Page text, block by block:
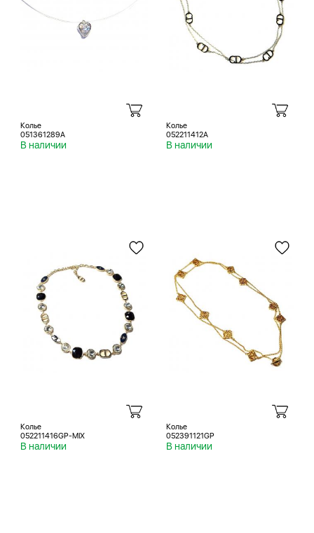
Колье
051361289A
В наличии
Колье
052211412A
В наличии
Колье
052211416GP-MIX
В наличии
Колье
052391121GP
В наличии